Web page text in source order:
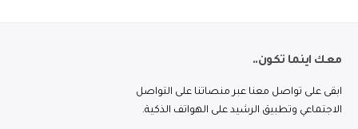
معك اينما تكون..
ابقى على تواصل معنا عبر منصاتنا على التواصل
الاجتماعي وتطبيق الرشيد على الهواتف الذكية.